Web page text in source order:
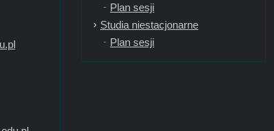
Plan sesji
Studia niestacjonarne
Plan sesji